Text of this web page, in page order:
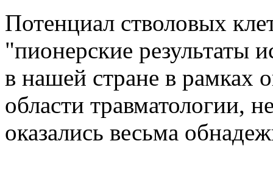
Потенциал стволовых
"пионерские результаты
в нашей стране в рамках
области травматологии,
оказались весьма